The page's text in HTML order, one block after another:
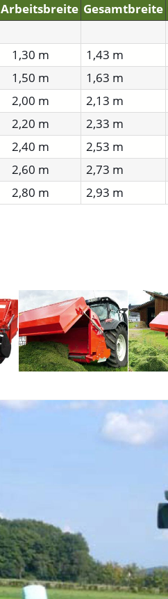
Arbeitsbreite Gesamtbreite
1,30 m 1,43 m
1,50 m 1,63 m
2,00 m 2,13 m
2,20 m 2,33 m
2,40 m 2,53 m
2,60 m 2,73 m
2,80 m 2,93 m